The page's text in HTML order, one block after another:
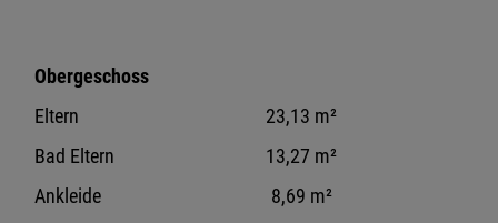
Obergeschoss
Eltern
23,13 m²
Bad Eltern
13,27 m²
Ankleide
8,69 m²